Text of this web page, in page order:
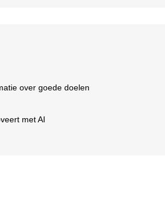
over goede doelen
met AI